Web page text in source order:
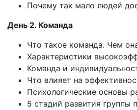
Почему так мало людей
День 2. Команда
Что такое команда. Чем
Характеристики
Команда и
Что влияет на
Психологические основы
5 стадий развития группы